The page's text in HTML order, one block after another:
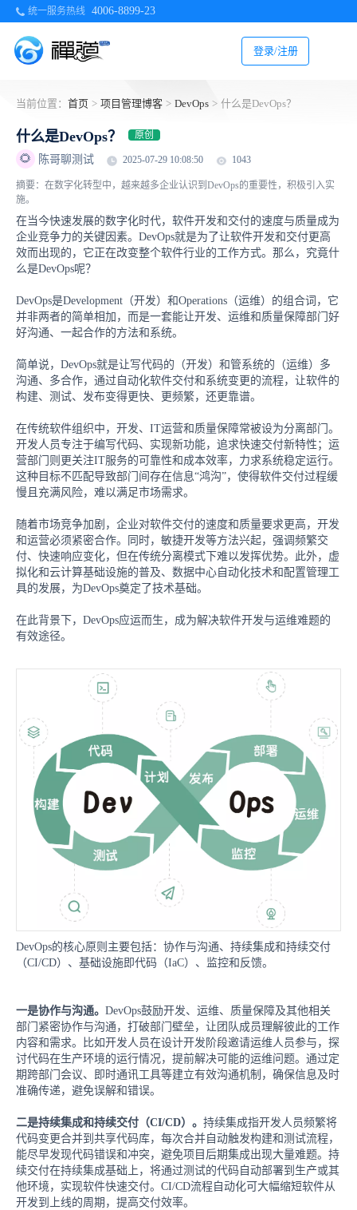
统一服务热线 4006-8899-23
登录/注册
当前位置： 首页 > 项目管理博客 > DevOps > 什么是DevOps？
什么是DevOps？ 原创
🌻 陈哥聊测试 2025-07-29 10:08:50 1043
摘要：在数字化转型中，越来越多企业认识到DevOps的重要性，积极引入实
施。
在当今快速发展的数字化时代，软件开发和交付的速度与质量成为
企业竞争力的关键因素。DevOps就是为了让软件开发和交付更高
效而出现的，它正在改变整个软件行业的工作方式。那么，究竟什
么是DevOps呢？
DevOps是Development（开发）和Operations（运维）的组合词，它
并非两者的简单相加，而是一套能让开发、运维和质量保障部门好
好沟通、一起合作的方法和系统。
简单说，DevOps就是让写代码的（开发）和管系统的（运维）多
沟通、多合作，通过自动化软件交付和系统变更的流程，让软件的
构建、测试、发布变得更快、更频繁，还更靠谱。
在传统软件组织中，开发、IT运营和质量保障常被设为分离部门。
开发人员专注于编写代码、实现新功能，追求快速交付新特性；运
营部门则更关注IT服务的可靠性和成本效率，力求系统稳定运行。
这种目标不匹配导致部门间存在信息“鸿沟”，使得软件交付过程缓
慢且充满风险，难以满足市场需求。
随着市场竞争加剧，企业对软件交付的速度和质量要求更高，开发
和运营必须紧密合作。同时，敏捷开发等方法兴起，强调频繁交
付、快速响应变化，但在传统分离模式下难以发挥优势。此外，虚
拟化和云计算基础设施的普及、数据中心自动化技术和配置管理工
具的发展，为DevOps奠定了技术基础。
在此背景下，DevOps应运而生，成为解决软件开发与运维难题的
有效途径。
DevOps的核心原则主要包括：协作与沟通、持续集成和持续交付
（CI/CD）、基础设施即代码（IaC）、监控和反馈。
一是协作与沟通。 DevOps鼓励开发、运维、质量保障及其他相关
部门紧密协作与沟通，打破部门壁垒，让团队成员理解彼此的工作
内容和需求。比如开发人员在设计开发阶段邀请运维人员参与，探
讨代码在生产环境的运行情况，提前解决可能的运维问题。通过定
期跨部门会议、即时通讯工具等建立有效沟通机制，确保信息及时
准确传递，避免误解和错误。
二是持续集成和持续交付（CI/CD）。 持续集成指开发人员频繁将
代码变更合并到共享代码库，每次合并自动触发构建和测试流程，
能尽早发现代码错误和冲突，避免项目后期集成出现大量难题。持
续交付在持续集成基础上，将通过测试的代码自动部署到生产或其
他环境，实现软件快速交付。CI/CD流程自动化可大幅缩短软件从
开发到上线的周期，提高交付效率。